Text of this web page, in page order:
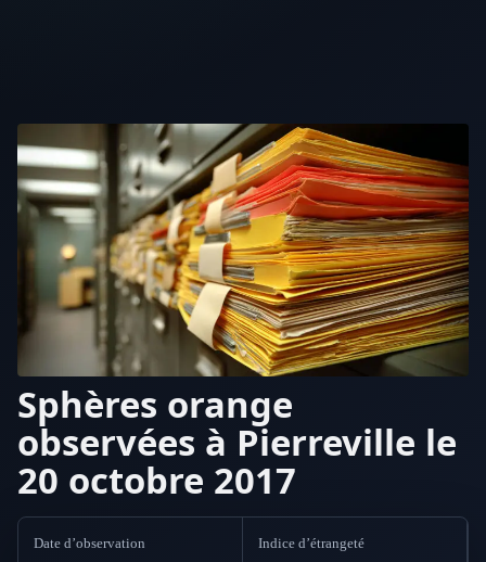
Sphères orange
observées à Pierreville le
20 octobre 2017
Date d’observation Indice d’étrangeté